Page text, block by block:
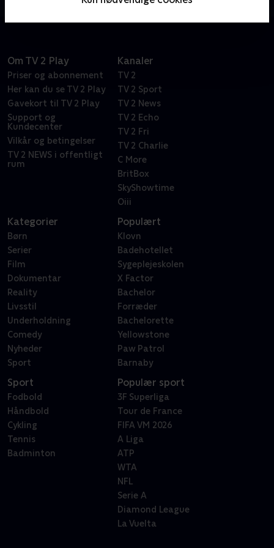
Om TV 2 Play
Priser og abonnement
Her kan du se TV 2 Play
Gavekort til TV 2 Play
Support og
Kundecenter
Vilkår og betingelser
TV 2 NEWS i offentligt
rum
Kanaler
TV 2
TV 2 Sport
TV 2 News
TV 2 Echo
TV 2 Fri
TV 2 Charlie
C More
BritBox
SkyShowtime
Oiii
Kategorier
Børn
Serier
Film
Dokumentar
Reality
Livsstil
Underholdning
Comedy
Nyheder
Sport
Populært
Klovn
Badehotellet
Sygeplejeskolen
X Factor
Bachelor
Forræder
Bachelorette
Yellowstone
Paw Patrol
Barnaby
Sport
Fodbold
Håndbold
Cykling
Tennis
Badminton
Populær sport
3F Superliga
Tour de France
FIFA VM 2026
A Liga
ATP
WTA
NFL
Serie A
Diamond League
La Vuelta